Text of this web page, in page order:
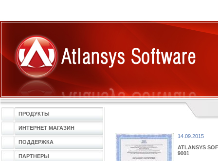
ПРОДУКТЫ
ИНТЕРНЕТ МАГАЗИН
ПОДДЕРЖКА
ПАРТНЕРЫ
14.09.2015
ATLANSYS
9001